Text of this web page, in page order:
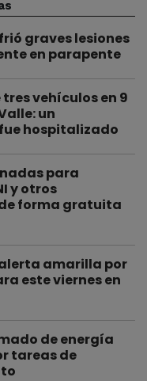
graves lesiones
en parapente
vehículos en 9
un
hospitalizado
para
y otros
forma gratuita
amarilla por
este viernes en
de energía
tareas de